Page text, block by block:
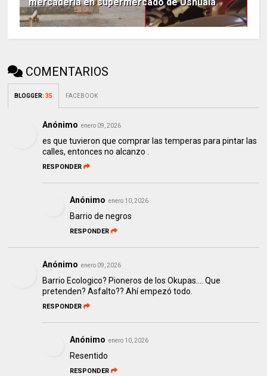
COMENTARIOS
BLOGGER:35 FACEBOOK
Anónimo enero 09, 2026
es que tuvieron que comprar las temperas para pintar las
calles, entonces no alcanzo .
RESPONDER
Anónimo enero 10, 2026
Barrio de negros
RESPONDER
Anónimo enero 09, 2026
Barrio Ecologico? Pioneros de los Okupas.... Que
pretenden? Asfalto?? Ahí empezó todo.
RESPONDER
Anónimo enero 10, 2026
Resentido
RESPONDER